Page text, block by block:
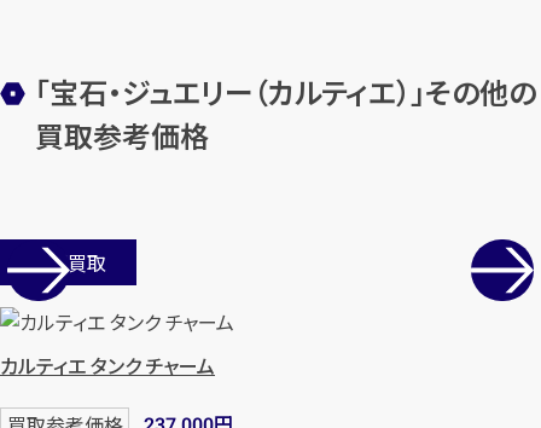
「宝石・ジュエリー（カルティエ）」その他の
買取参考価格
店舗買取
カルティエ タンク チャーム